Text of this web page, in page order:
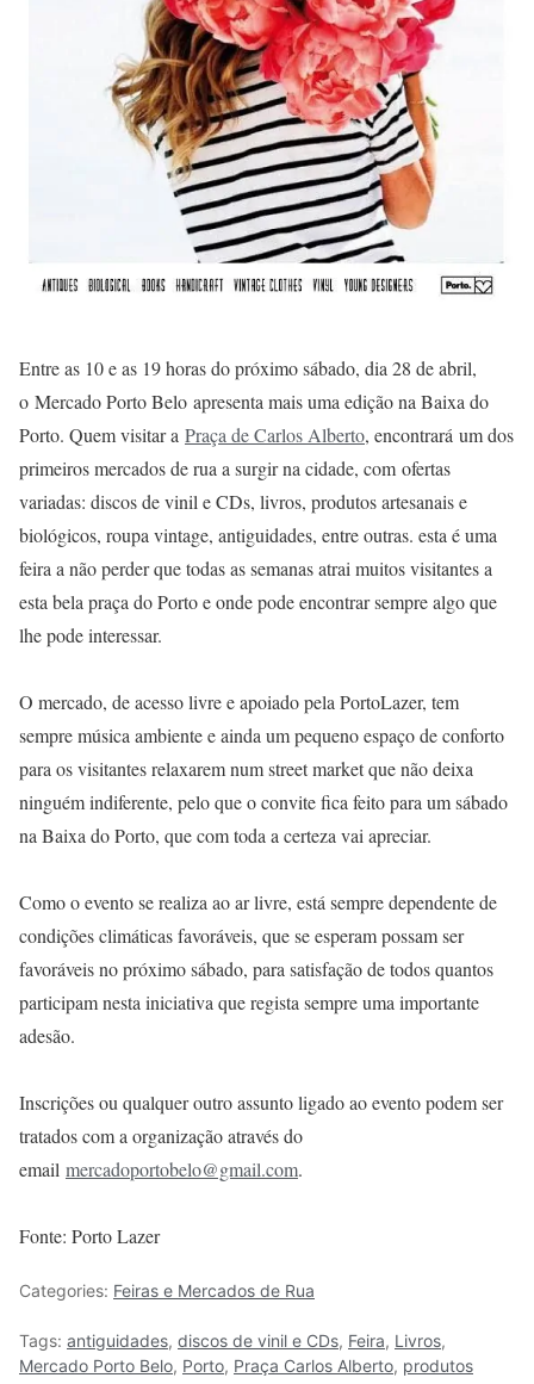
Entre as 10 e as 19 horas do próximo sábado, dia 28 de abril,
o Mercado Porto Belo apresenta mais uma edição na Baixa do
Porto. Quem visitar a Praça de Carlos Alberto, encontrará um dos
primeiros mercados de rua a surgir na cidade, com ofertas
variadas: discos de vinil e CDs, livros, produtos artesanais e
biológicos, roupa vintage, antiguidades, entre outras. esta é uma
feira a não perder que todas as semanas atrai muitos visitantes a
esta bela praça do Porto e onde pode encontrar sempre algo que
lhe pode interessar.
O mercado, de acesso livre e apoiado pela PortoLazer, tem
sempre música ambiente e ainda um pequeno espaço de conforto
para os visitantes relaxarem num street market que não deixa
ninguém indiferente, pelo que o convite fica feito para um sábado
na Baixa do Porto, que com toda a certeza vai apreciar.
Como o evento se realiza ao ar livre, está sempre dependente de
condições climáticas favoráveis, que se esperam possam ser
favoráveis no próximo sábado, para satisfação de todos quantos
participam nesta iniciativa que regista sempre uma importante
adesão.
Inscrições ou qualquer outro assunto ligado ao evento podem ser
tratados com a organização através do
email mercadoportobelo@gmail.com.
Fonte: Porto Lazer
Categories: Feiras e Mercados de Rua
Tags: antiguidades, discos de vinil e CDs, Feira, Livros,
Mercado Porto Belo, Porto, Praça Carlos Alberto, produtos